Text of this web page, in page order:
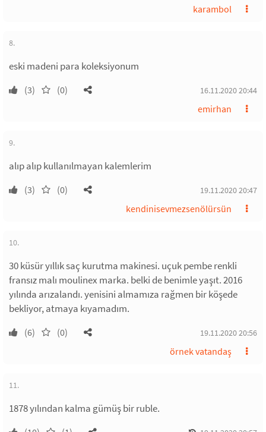
karambol
8.
eski madeni para koleksiyonum
(3) (0) 16.11.2020 20:44
emirhan
9.
alıp alıp kullanılmayan kalemlerim
(3) (0) 19.11.2020 20:47
kendinisevmezsenölürsün
10.
30 küsür yıllık saç kurutma makinesi. uçuk pembe renkli
fransız malı moulinex marka. belki de benimle yaşıt. 2016
yılında arızalandı. yenisini almamıza rağmen bir köşede
bekliyor, atmaya kıyamadım.
(6) (0) 19.11.2020 20:56
örnek vatandaş
11.
1878 yılından kalma gümüş bir ruble.